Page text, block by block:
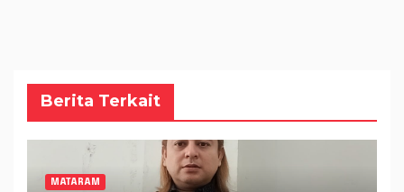
Berita Terkait
MATARAM